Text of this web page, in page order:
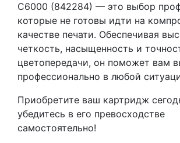
C6000 (842284) — это выбор
которые не готовы идти на
качестве печати. Обеспечивая
четкость, насыщенность и
цветопередачи, он поможет вам
профессионально в любой
Приобретите ваш картридж
убедитесь в его превосходстве
самостоятельно!